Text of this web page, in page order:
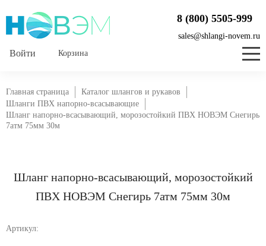
8 (800) 5505-999
sales@shlangi-novem.ru
Корзина
Главная страница
Каталог шлангов и рукавов
Шланги ПВХ напорно-всасывающие
Шланг напорно-всасывающий, морозостойкий ПВХ НОВЭМ Снегирь
7атм 75мм 30м
Шланг напорно-всасывающий, морозостойкий
ПВХ НОВЭМ Снегирь 7атм 75мм 30м
Артикул: